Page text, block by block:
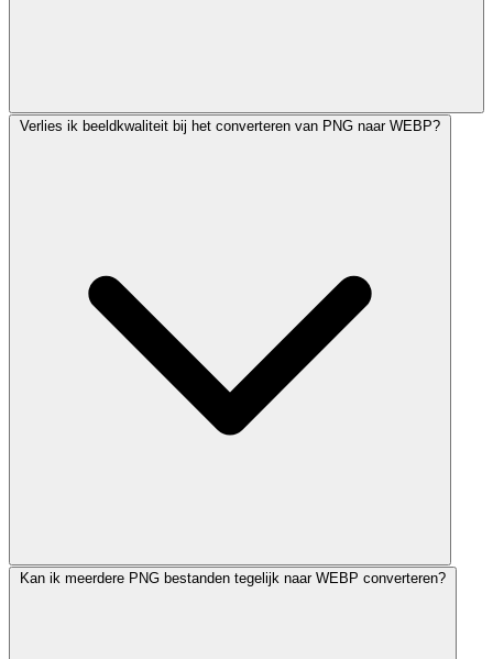
Verlies ik beeldkwaliteit bij het converteren van PNG naar WEBP?
Kan ik meerdere PNG bestanden tegelijk naar WEBP converteren?